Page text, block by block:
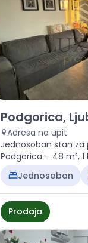
Prodaja - Stan
Podgorica,
Adresa na upit
Jednosoban stan za
Podgorica – 48 m²,
125.000 €
Jednosoban
Prodaja